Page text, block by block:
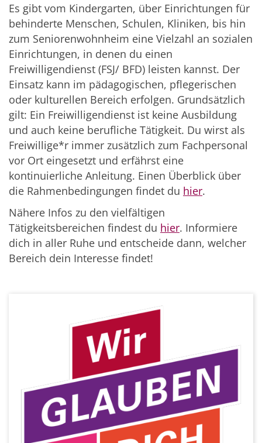
Es gibt vom Kindergarten, über Einrichtungen für
behinderte Menschen, Schulen, Kliniken, bis hin
zum Seniorenwohnheim eine Vielzahl an sozialen
Einrichtungen, in denen du einen
Freiwilligendienst (FSJ/ BFD) leisten kannst. Der
Einsatz kann im pädagogischen, pflegerischen
oder kulturellen Bereich erfolgen. Grundsätzlich
gilt: Ein Freiwilligendienst ist keine Ausbildung
und auch keine berufliche Tätigkeit. Du wirst als
Freiwillige*r immer zusätzlich zum Fachpersonal
vor Ort eingesetzt und erfährst eine
kontinuierliche Anleitung. Einen Überblick über
die Rahmenbedingungen findet du hier.
Nähere Infos zu den vielfältigen
Tätigkeitsbereichen findest du hier. Informiere
dich in aller Ruhe und entscheide dann, welcher
Bereich dein Interesse findet!